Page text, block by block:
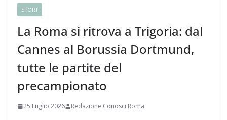
SPORT
La Roma si ritrova a Trigoria: dal
Cannes al Borussia Dortmund,
tutte le partite del
precampionato
25 Luglio 2026 Redazione Conosci Roma